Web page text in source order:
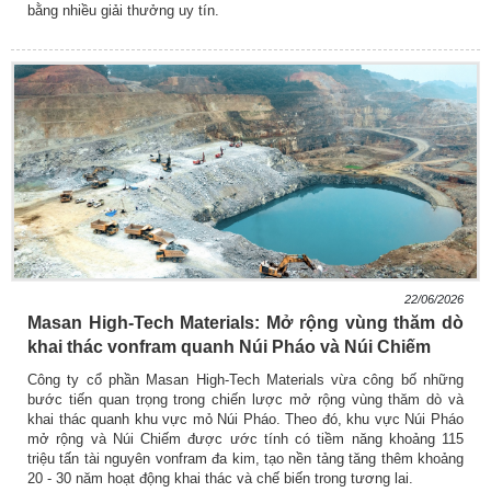
bằng nhiều giải thưởng uy tín.
22/06/2026
Masan High-Tech Materials: Mở rộng vùng thăm dò
khai thác vonfram quanh Núi Pháo và Núi Chiếm
Công ty cổ phần Masan High-Tech Materials vừa công bố những
bước tiến quan trọng trong chiến lược mở rộng vùng thăm dò và
khai thác quanh khu vực mỏ Núi Pháo. Theo đó, khu vực Núi Pháo
mở rộng và Núi Chiếm được ước tính có tiềm năng khoảng 115
triệu tấn tài nguyên vonfram đa kim, tạo nền tảng tăng thêm khoảng
20 - 30 năm hoạt động khai thác và chế biến trong tương lai.